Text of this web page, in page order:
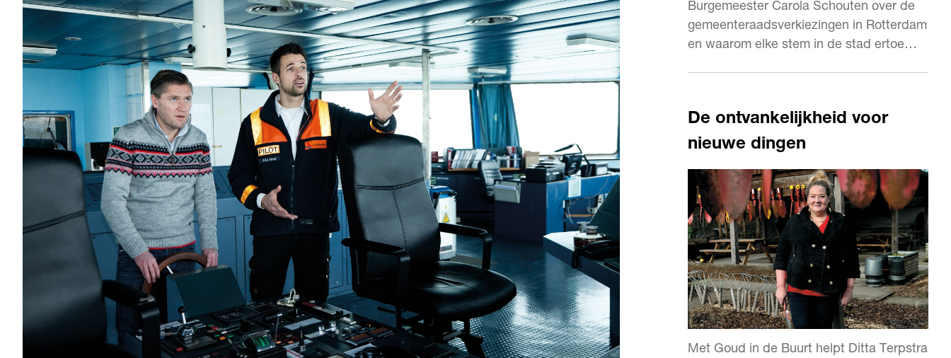
Burgemeester Carola Schouten over de
gemeenteraadsverkiezingen in Rotterdam
en waarom elke stem in de stad ertoe
De ontvankelijkheid voor
nieuwe dingen
Met Goud in de Buurt helpt Ditta Terpstra